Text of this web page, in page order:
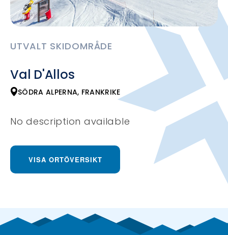
UTVALT SKIDOMRÅDE
Val D'Allos
SÖDRA ALPERNA, FRANKRIKE
No description available
VISA ORTÖVERSIKT